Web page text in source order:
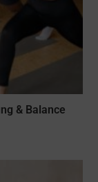
& Balance